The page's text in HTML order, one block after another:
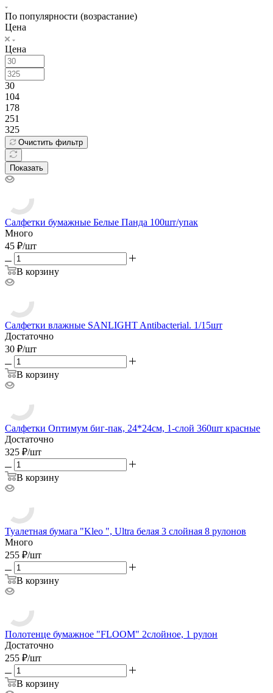
По популярности (возрастание)
Цена
Цена
30
104
178
251
325
Очистить фильтр
Показать
Салфетки бумажные Белые Панда 100шт/упак
Много
45 ₽/шт
В корзину
Салфетки влажные SANLIGHT Antibacterial. 1/15шт
Достаточно
30 ₽/шт
В корзину
Салфетки Оптимум биг-пак, 24*24см, 1-слой 360шт красные
Достаточно
325 ₽/шт
В корзину
Туалетная бумага "Kleo ", Ultra белая 3 слойная 8 рулонов
Много
255 ₽/шт
В корзину
Полотенце бумажное "FLOOM" 2слойное, 1 рулон
Достаточно
255 ₽/шт
В корзину